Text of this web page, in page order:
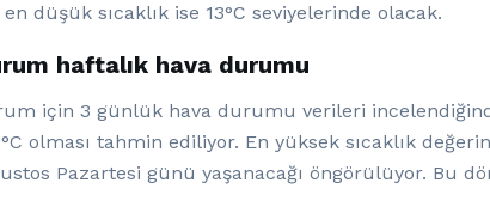
en düşük sıcaklık ise 13°C seviyelerinde olacak.
haftalık hava durumu
için 3 günlük hava durumu verileri
olması tahmin ediliyor. En yüksek sıcaklık
Pazartesi günü yaşanacağı öngörülüyor. Bu